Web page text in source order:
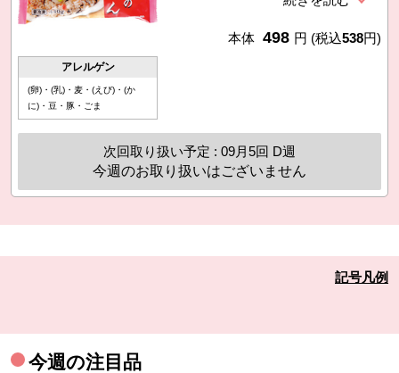
アレルゲン
(卵)・(乳)・麦・(えび)・(か
に)・豆・豚・ごま
りきれいな混ぜごはんです。味付け
本体 498 円 (税込538円)
次回取り扱い予定 : 09月5回 D週
今週のお取り扱いはございません
記号凡例
今週の注目品